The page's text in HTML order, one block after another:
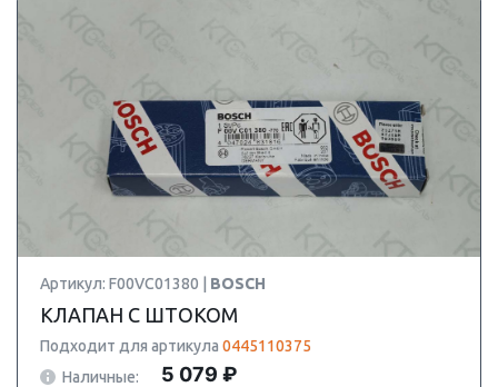
Артикул: F00VC01380 | BOSCH
КЛАПАН С ШТОКОМ
Подходит для артикула 0445110375
Наличные:
5 079 ₽